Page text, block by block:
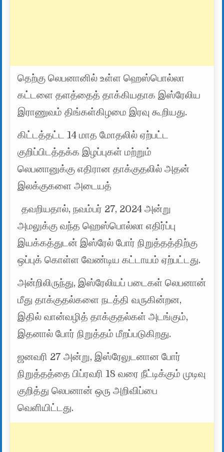
தெற்கு லெபனானில் உள்ள ஹெஸ்பொல்லா
கட்டளை தளத்தைத் தாக்கியதாக இஸ்ரேலிய
இராணுவம் திங்கள்கிழமை இரவு கூறியது.
கிட்டத்தட்ட 14 மாத மோதலில் ஏற்பட்ட
குறிப்பிடத்தக்க இழப்புகள் மற்றும்
லெபனானுக்கு எதிரான தாக்குதலில் அதன்
இலக்குகளை அடையத்
தவறியதால், நவம்பர் 27, 2024 அன்று
அமலுக்கு வந்த ஹெஸ்பொல்லா எதிர்ப்பு
இயக்கத்துடன் இஸ்ரேல் போர் நிறுத்தத்திற்கு
ஒப்புக் கொள்ள வேண்டிய கட்டாயம் ஏற்பட்டது.
அன்றிலிருந்து, இஸ்ரேலியப் படைகள் லெபனான்
மீது தாக்குதல்களை நடத்தி வருகின்றன,
இதில் வான்வழித் தாக்குதல்கள் அடங்கும்,
இதனால் போர் நிறுத்தம் மீறப்படுகிறது.
ஜனவரி 27 அன்று, இஸ்ரேலுடனான போர்
நிறுத்தத்தை பிப்ரவரி 18 வரை நீட்டிக்கும் முடிவு
குறித்து லெபனான் ஒரு அறிவிப்பை
வெளியிட்டது.